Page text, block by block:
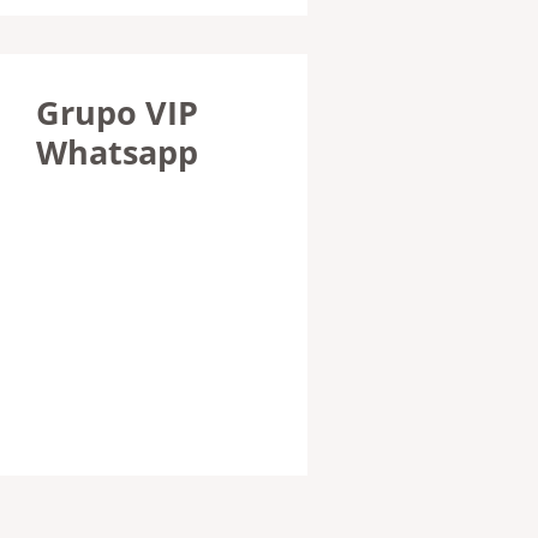
Grupo VIP
Whatsapp